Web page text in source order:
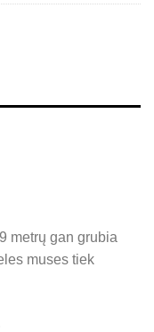
metrų gan grubia
muses tiek